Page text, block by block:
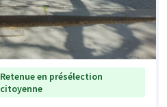
Retenue en présélection
citoyenne